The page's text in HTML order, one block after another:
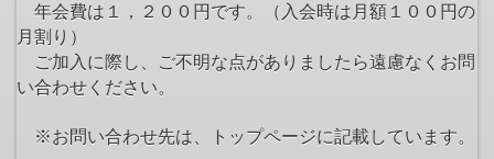
年会費は１，２００円です。（入会時は月額１００円の
月割り）
ご加入に際し、ご不明な点がありましたら遠慮なくお問
い合わせください。
※お問い合わせ先は、トップページに記載しています。